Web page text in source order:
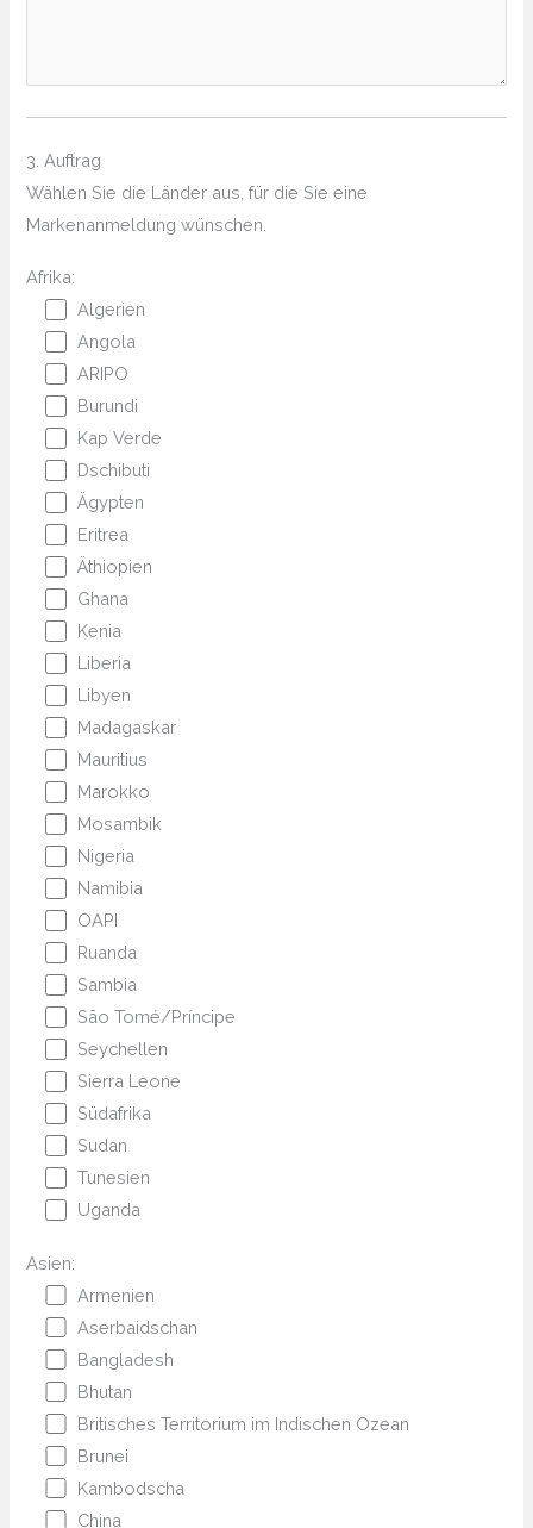
3. Auftrag
Wählen Sie die Länder aus, für die Sie eine
Markenanmeldung wünschen.
Afrika:
Algerien
Angola
ARIPO
Burundi
Kap Verde
Dschibuti
Ägypten
Eritrea
Äthiopien
Ghana
Kenia
Liberia
Libyen
Madagaskar
Mauritius
Marokko
Mosambik
Nigeria
Namibia
OAPI
Ruanda
Sambia
São Tomé/Príncipe
Seychellen
Sierra Leone
Südafrika
Sudan
Tunesien
Uganda
Asien:
Armenien
Aserbaidschan
Bangladesh
Bhutan
Britisches Territorium im Indischen Ozean
Brunei
Kambodscha
China